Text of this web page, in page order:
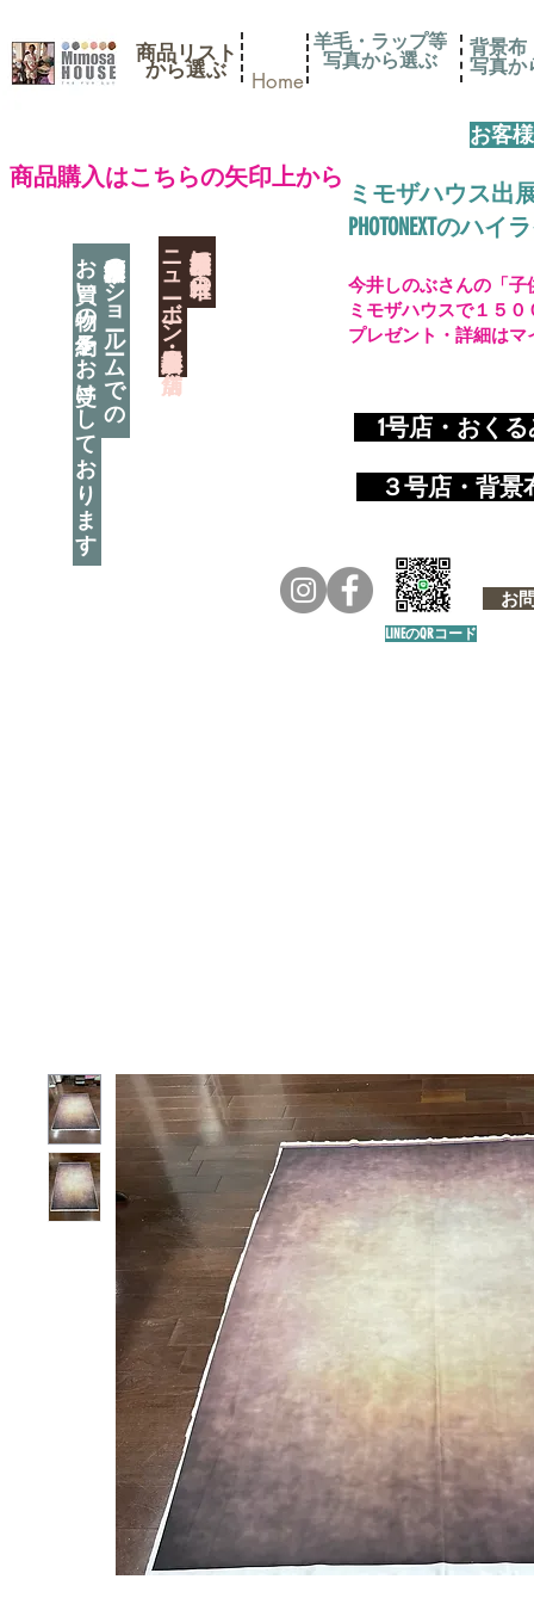
商品リスト
​から選ぶ Home
​商品購入はこちらの矢印上から
神奈川県相模原市に日本唯一の
​ニューボーン撮影用小道具店・３店舗
羊毛・ラップ等
写真から選ぶ
背景布
写真か
お客
ミモザハウス出
PHOTONEXTのハ
神奈川県相模原市のショールームでの
お買い物の予約をお受けしております 1号店・おく
​ ３号店・背
お
今井しのぶさんの「
ミモザハウスで１５
プレゼント・詳細は
LINEのQRコード